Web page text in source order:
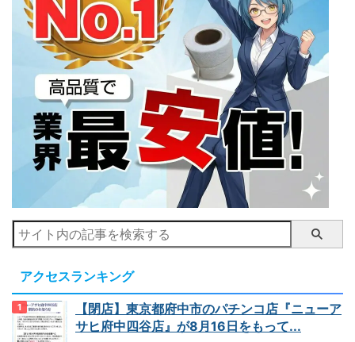
アクセスランキング
【閉店】東京都府中市のパチンコ店『ニューア
サヒ府中四谷店』が8月16日をもって...